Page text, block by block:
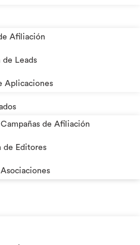
Afiliación
de Leads
Aplicaciones
de Afiliación
de Editores